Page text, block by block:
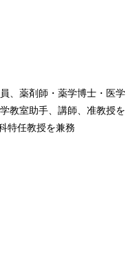
、薬剤師・薬学博士・医学
教室助手、講師、准教授を
特任教授を兼務